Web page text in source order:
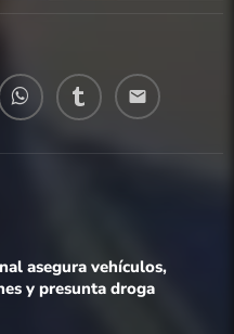
email
asegura vehículos,
y presunta droga